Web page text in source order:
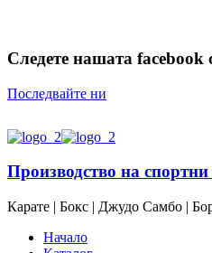
Следете нашата facebook
Последвайте ни
Производство на
Карате | Бокс | Джудо Самбо |
Начало